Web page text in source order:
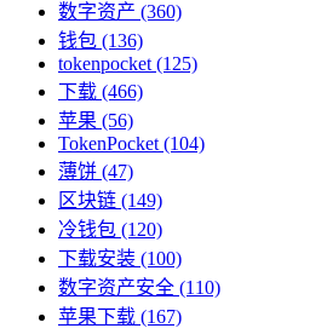
数字资产 (360)
钱包 (136)
tokenpocket (125)
下载 (466)
苹果 (56)
TokenPocket (104)
薄饼 (47)
区块链 (149)
冷钱包 (120)
下载安装 (100)
数字资产安全 (110)
苹果下载 (167)